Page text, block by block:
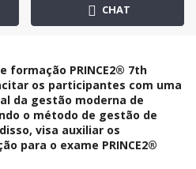
CHAT
formação PRINCE2® 7th
os participantes com uma
da gestão moderna de
o método de gestão de
visa auxiliar os
para o exame PRINCE2®